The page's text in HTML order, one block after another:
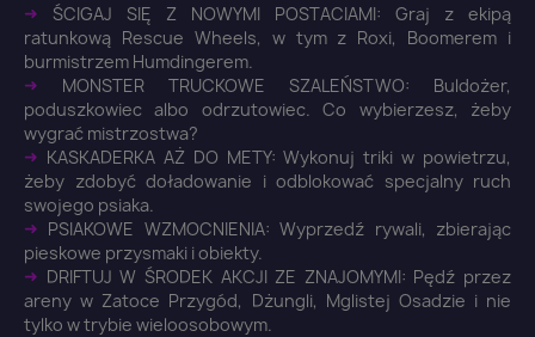
➜ ŚCIGAJ SIĘ Z NOWYMI POSTACIAMI: Graj z ekipą
ratunkową Rescue Wheels, w tym z Roxi, Boomerem i
burmistrzem Humdingerem.
➜ MONSTER TRUCKOWE SZALEŃSTWO: Buldożer,
poduszkowiec albo odrzutowiec. Co wybierzesz, żeby
wygrać mistrzostwa?
➜ KASKADERKA AŻ DO METY: Wykonuj triki w powietrzu,
żeby zdobyć doładowanie i odblokować specjalny ruch
swojego psiaka.
➜ PSIAKOWE WZMOCNIENIA: Wyprzedź rywali, zbierając
pieskowe przysmaki i obiekty.
➜ DRIFTUJ W ŚRODEK AKCJI ZE ZNAJOMYMI: Pędź przez
areny w Zatoce Przygód, Dżungli, Mglistej Osadzie i nie
tylko w trybie wieloosobowym.
Zaloguj się ×
You need to be logged in to save products in your
wish list.
Anuluj Zaloguj się